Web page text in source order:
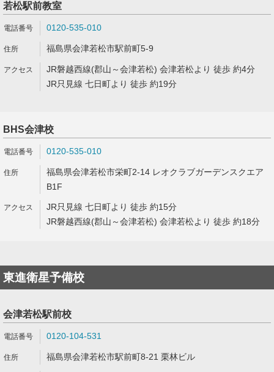
若松駅前教室
0120-535-010
福島県会津若松市駅前町5-9
JR磐越西線(郡山～会津若松) 会津若松より 徒歩 約4分
JR只見線 七日町より 徒歩 約19分
BHS会津校
0120-535-010
福島県会津若松市栄町2-14 レオクラブガーデンスクエア
B1F
JR只見線 七日町より 徒歩 約15分
JR磐越西線(郡山～会津若松) 会津若松より 徒歩 約18分
東進衛星予備校
会津若松駅前校
0120-104-531
福島県会津若松市駅前町8-21 栗林ビル